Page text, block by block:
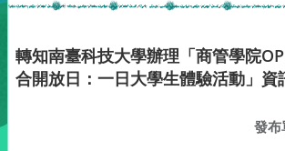
轉知南臺科技大學辦理「商管學院
合開放日：一日大學生體驗活動」資
發布